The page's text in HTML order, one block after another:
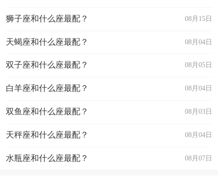
08月15日
狮子座和什么座最配？
08月04日
天蝎座和什么座最配？
08月05日
双子座和什么座最配？
08月04日
白羊座和什么座最配？
08月03日
双鱼座和什么座最配？
08月04日
天秤座和什么座最配？
08月07日
水瓶座和什么座最配？